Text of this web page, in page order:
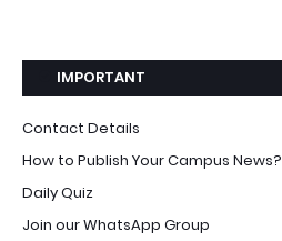
IMPORTANT
Contact Details
How to Publish Your Campus News?
Daily Quiz
Join our WhatsApp Group